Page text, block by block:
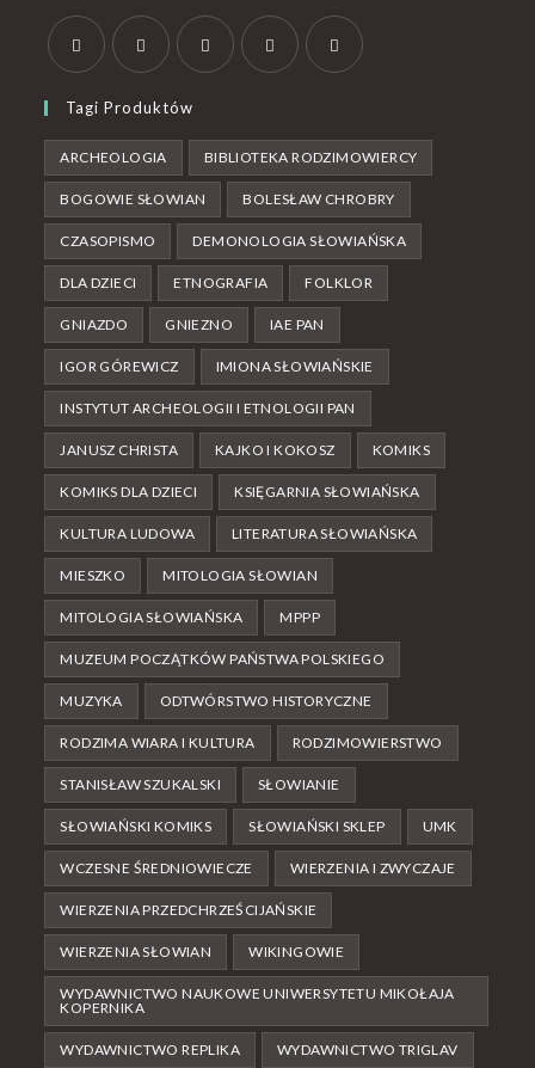
Tagi Produktów
ARCHEOLOGIA BIBLIOTEKA RODZIMOWIERCY
BOGOWIE SŁOWIAN BOLESŁAW CHROBRY
CZASOPISMO DEMONOLOGIA SŁOWIAŃSKA
DLA DZIECI ETNOGRAFIA FOLKLOR
GNIAZDO GNIEZNO IAE PAN
IGOR GÓREWICZ IMIONA SŁOWIAŃSKIE
INSTYTUT ARCHEOLOGII I ETNOLOGII PAN
JANUSZ CHRISTA KAJKO I KOKOSZ KOMIKS
KOMIKS DLA DZIECI KSIĘGARNIA SŁOWIAŃSKA
KULTURA LUDOWA LITERATURA SŁOWIAŃSKA
MIESZKO MITOLOGIA SŁOWIAN
MITOLOGIA SŁOWIAŃSKA MPPP
MUZEUM POCZĄTKÓW PAŃSTWA POLSKIEGO
MUZYKA ODTWÓRSTWO HISTORYCZNE
RODZIMA WIARA I KULTURA RODZIMOWIERSTWO
STANISŁAW SZUKALSKI SŁOWIANIE
SŁOWIAŃSKI KOMIKS SŁOWIAŃSKI SKLEP UMK
WCZESNE ŚREDNIOWIECZE WIERZENIA I ZWYCZAJE
WIERZENIA PRZEDCHRZEŚCIJAŃSKIE
WIERZENIA SŁOWIAN WIKINGOWIE
WYDAWNICTWO NAUKOWE UNIWERSYTETU MIKOŁAJA
KOPERNIKA
WYDAWNICTWO REPLIKA WYDAWNICTWO TRIGLAV